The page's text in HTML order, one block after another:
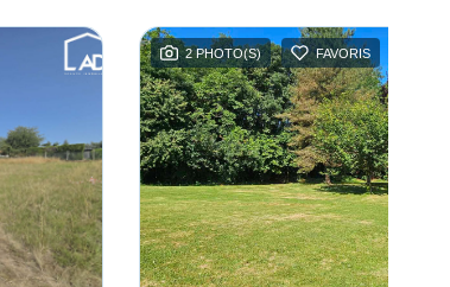
2 PHOTO(S) FAVORIS